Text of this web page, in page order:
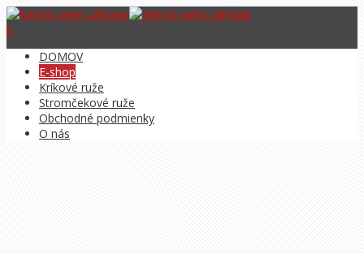
0
DOMOV
E-shop
Kríkové ruže
Stromčekové ruže
Obchodné podmienky
O nás